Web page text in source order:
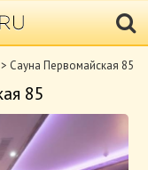
> Cауна Первомайская 85
85